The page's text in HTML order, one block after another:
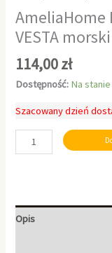
VESTA
114,00zł
Dostępność: Na stanie
Szacowany dzień
Opis